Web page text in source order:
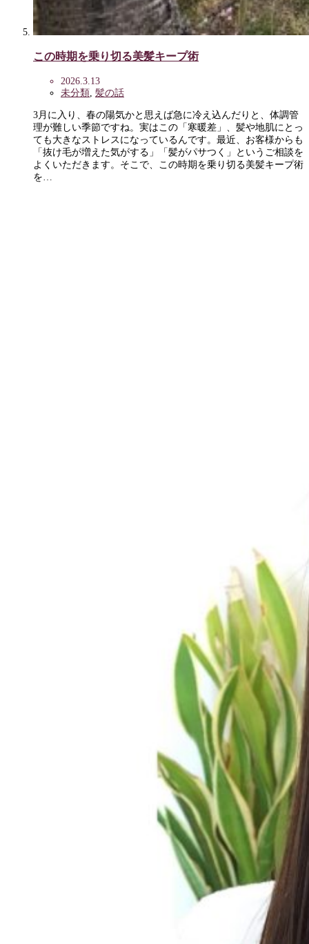
この時期を乗り切る美髪キープ術
2026.3.13
未分類 髪の話
3月に入り、春の陽気かと思えば急に冷え込んだりと、体調管
理が難しい季節ですね。実はこの「寒暖差」、髪や地肌にとっ
ても大きなストレスになっているんです。最近、お客様からも
「抜け毛が増えた気がする」「髪がパサつく」というご相談を
よくいただきます。そこで、この時期を乗り切る美髪キープ術
を…